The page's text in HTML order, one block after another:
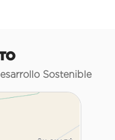
Sostenible